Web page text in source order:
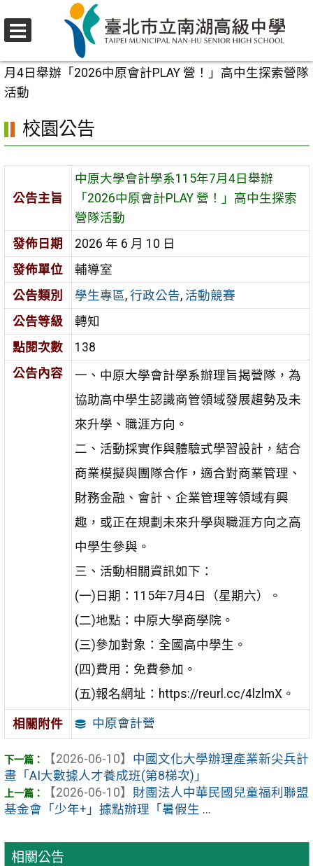
至
要
內
校園公告
月4日舉辦「2026中原會計PLAY 營！」高中生探索營隊
活動
相關公告
校園公告
公告主旨
中原大學會計學系115年7月4日舉辦
「2026中原會計PLAY 營！」高中生探索
營隊活動
發佈日期
2026 年 6 月 10 日
發佈單位
輔導室
公告類別
學生專區, 行政公告, 活動競賽
公告等級
轉知
點閱次數
138
公告內容
一、中原大學會計學系辦理旨揭營隊，為
協助高中學生認識商管領域發展趨勢及未
來升學、職涯方向。
二、活動採實作與體驗式學習設計，結合
商業模擬與團隊合作，適合對商業管理、
財務金融、會計、企業管理等領域有興
趣，或正在規劃未來升學與職涯方向之高
中學生參與。
三、活動相關資訊如下：
(一)日期：115年7月4日（星期六）。
(二)地點：中原大學商學院。
(三)參加對象：全國高中學生。
(四)費用：免費參加。
(五)報名網址：https://reurl.cc/4lzlmX。
相關附件 中原會計營
【2026-06-10】 中國文化大學辦理產業新尖兵計
畫「AI大數據人才養成班(第8梯次)」
【2026-06-10】 財團法人中華民國兒童福利聯盟
基金會「少年+」據點辦理「暑假生 ...
選
單